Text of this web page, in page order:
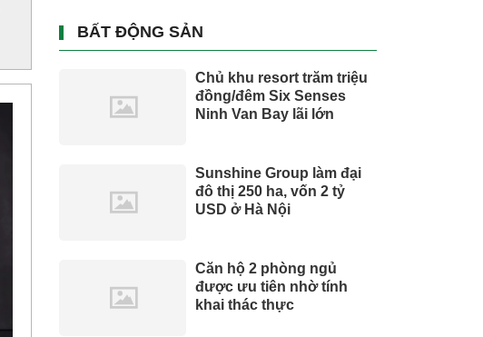
BẤT ĐỘNG SẢN
Chủ khu resort trăm triệu
đồng/đêm Six Senses
Ninh Van Bay lãi lớn
Sunshine Group làm đại
đô thị 250 ha, vốn 2 tỷ
USD ở Hà Nội
Căn hộ 2 phòng ngủ
được ưu tiên nhờ tính
khai thác thực